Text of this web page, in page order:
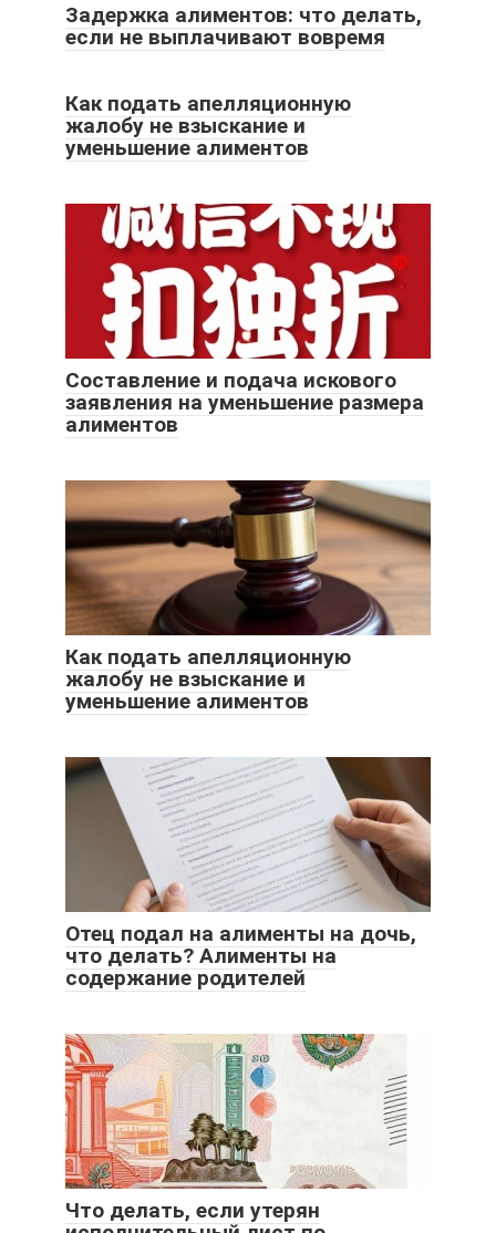
Задержка алиментов: что делать,
если не выплачивают вовремя
Как подать апелляционную
жалобу не взыскание и
уменьшение алиментов
Составление и подача искового
заявления на уменьшение размера
алиментов
Как подать апелляционную
жалобу не взыскание и
уменьшение алиментов
Отец подал на алименты на дочь,
что делать? Алименты на
содержание родителей
Что делать, если утерян